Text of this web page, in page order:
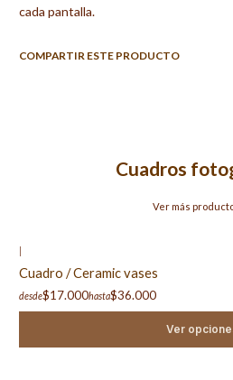
cada pantalla.
COMPARTIR ESTE PRODUCTO
Cuadros
Ver más
Cuadro / Ceramic vases
desde$17.000hasta$36.000
Ver